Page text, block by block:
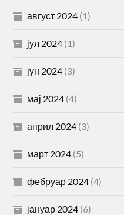
август 2024 (1)
јул 2024 (1)
јун 2024 (3)
мај 2024 (4)
април 2024 (3)
март 2024 (5)
фебруар 2024 (4)
јануар 2024 (6)